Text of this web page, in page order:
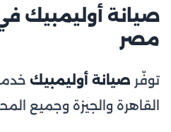
صيانة أوليمبيك
مصر
توفّر صيانة أوليمبيك
القاهرة والجيزة وجميع